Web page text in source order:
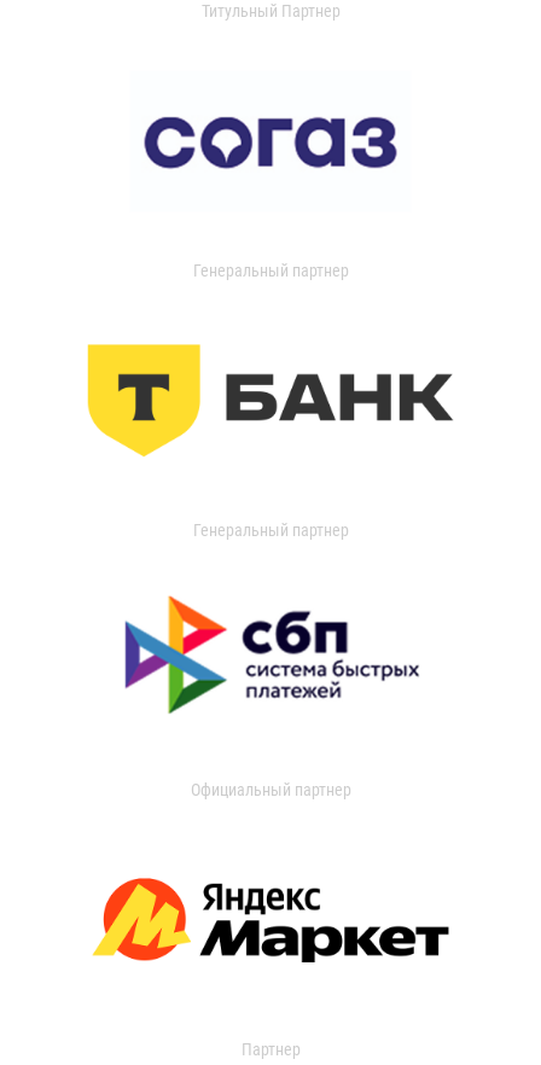
Титульный Партнер
Генеральный партнер
Генеральный партнер
Официальный партнер
Партнер